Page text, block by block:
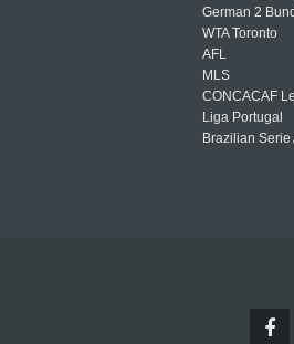
German 2
WTA Toronto
AFL
MLS
CONCACAF
Liga Portugal
Brazilian Serie